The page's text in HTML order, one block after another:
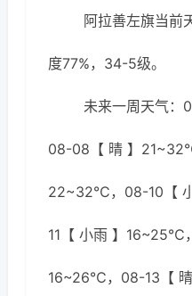
阿拉善左旗当
度77%，34-5级。
未来一周天气
08-08【 晴 】
22~32℃，08-10【
11【 小雨 】16~25℃
16~26℃，08-13【